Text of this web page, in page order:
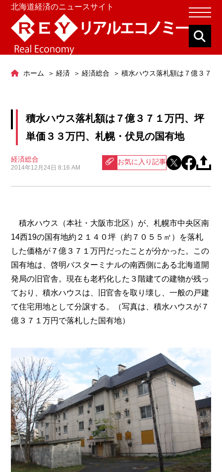
北海道経済のニュースサイト
ホーム 経済 経済総合 積水ハウス落札額は７億３７
積水ハウス落札額は７億３７１万円、坪
単価３３万円、札幌・伏見の国有地
経済総合
2014年12月24日 8:16 AM
お気に入り記事
積水ハウス（本社・大阪市北区）が、札幌市中央区南
14西19の国有地約２１４０坪（約７０５５㎡）を落札
した価格が７億３７１万円だったことが分かった。この
国有地は、啓明バスターミナルの南西側にある北海道開
発局の旧官舎。現在も老朽化した３階建ての建物が残っ
ており、積水ハウスは、旧官舎を取り壊し、一般の戸建
て住宅用地として分譲する。（写真は、積水ハウスが７
億３７１万円で落札した国有地）